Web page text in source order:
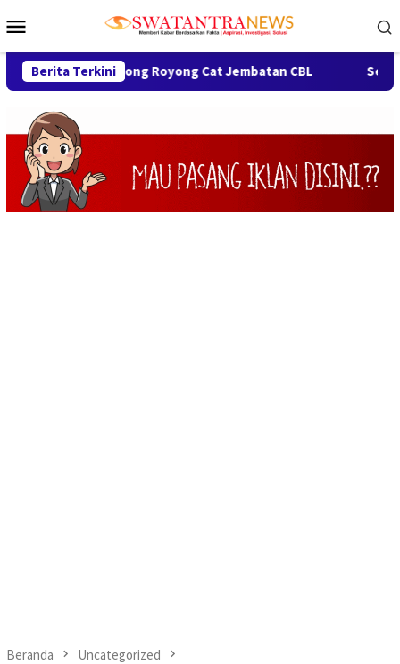
ke
Mobile
Berita Terkini
Gotong Royong Cat Jembatan CBL Semarak HUT
Beranda Uncategorized